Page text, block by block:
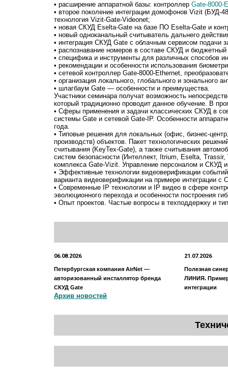
• расширение аппаратной базы: контроллер Gate-8000-
• второе поколение интеграции домофонов Vizit (БУД-
технология Vizit-Gate-Videonet;
• новая СКУД Eselta-Gate на базе ПО Eselta-Gate и
• новый одноканальный считыватель дальнего
• интеграция СКУД Gate с облачным сервисом подачи
• распознавание номеров в составе СКУД и
• специфика и инструменты для различных способов
• рекомендации и особенности использования
• сетевой контроллер Gate-8000-Ethernet,
• организация локального, глобального и зонального
• шлагбаум Gate — особенности и преимущества.
Участники семинара получат возможность
который традиционно проводит данное обучение. В
• Сферы применения и задачи классических СКУД в
системы Gate и сетевой Gate-IP. Особенности
года.
• Типовые решения для локальных (офис, бизнес-
производств) объектов. Пакет технологических
считывания (KeyTex-Gate), а также считывания
систем безопасности (Интеллект, Itrium, Eselta,
комплекса Gate-Vizit. Управление персоналом и СКУД
• Эффективные технологии видеоверификации
варианта видеоверификации на примере интеграции с
• Современные IP технологии и IP видео в сфере
эволюционного перехода и особенности построения
• Опыт проектов. Частые вопросы в техподдержку и
06.08.2026
Петербургская компания AirNet —
авторизованный инсталлятор бренда
СКУД Gate
21.07.2026
Полезная
ЛИНИЯ.
интеграции
Архив новостей